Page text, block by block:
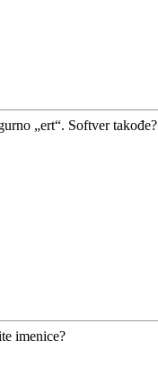
„ert“. Softver takođe?
imenice?